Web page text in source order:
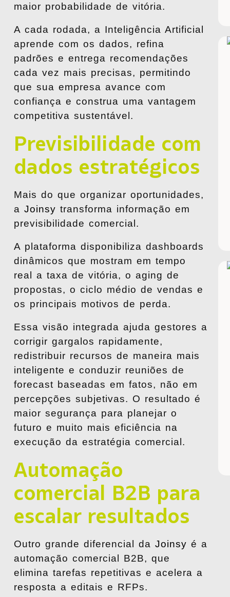
maior probabilidade de vitória.
A cada rodada, a Inteligência Artificial
aprende com os dados, refina
padrões e entrega recomendações
cada vez mais precisas, permitindo
que sua empresa avance com
confiança e construa uma vantagem
competitiva sustentável.
Previsibilidade com
dados estratégicos
Mais do que organizar oportunidades,
a Joinsy transforma informação em
previsibilidade comercial.
A plataforma disponibiliza dashboards
dinâmicos que mostram em tempo
real a taxa de vitória, o aging de
propostas, o ciclo médio de vendas e
os principais motivos de perda.
Essa visão integrada ajuda gestores a
corrigir gargalos rapidamente,
redistribuir recursos de maneira mais
inteligente e conduzir reuniões de
forecast baseadas em fatos, não em
percepções subjetivas. O resultado é
maior segurança para planejar o
futuro e muito mais eficiência na
execução da estratégia comercial.
Automação
comercial B2B para
escalar resultados
Outro grande diferencial da Joinsy é a
automação comercial B2B, que
elimina tarefas repetitivas e acelera a
resposta a editais e RFPs.